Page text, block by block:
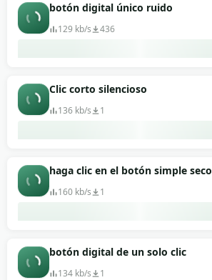
botón digital único ruido
129 kb/s 436
Clic corto silencioso
136 kb/s 1
haga clic en el botón simple
160 kb/s 1
botón digital de un solo clic
134 kb/s 1